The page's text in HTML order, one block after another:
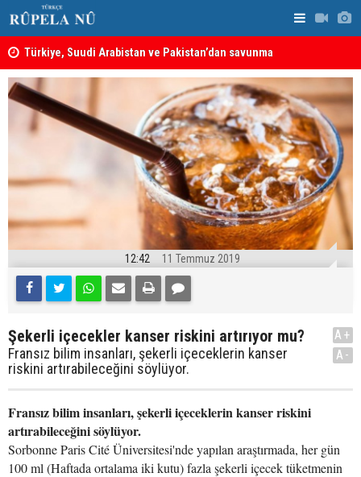
Türkiye, Suudi Arabistan ve Pakistan’dan savunma
anlaşması: Bir üyeye saldırı, tüm üyelere yapılmış
sayılacak
Önemli
12:42 11 Temmuz 2019
Şekerli içecekler kanser riskini artırıyor mu?
Fransız bilim insanları, şekerli içeceklerin kanser
riskini artırabileceğini söylüyor.
A+
A-
Fransız bilim insanları, şekerli içeceklerin kanser riskini
artırabileceğini söylüyor.
Sorbonne Paris Cité Üniversitesi'nde yapılan araştırmada, her gün
100 ml (Haftada ortalama iki kutu) fazla şekerli içecek tüketmenin